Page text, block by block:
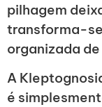
pilhagem
transforma-
organizada
A
é